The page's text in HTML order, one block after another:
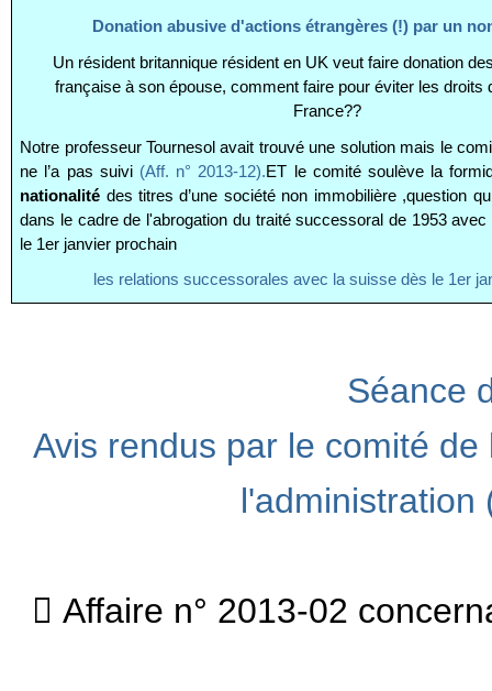
Donation abusive d'actions étrangères (!) par un
Un résident britannique résident en UK veut faire donation
française à son épouse, comment faire pour éviter les droits
France??
Notre professeur Tournesol avait trouvé une solution mais le
ne l’a pas suivi (Aff. n° 2013-12).ET le comité soulève la
nationalité des titres d’une société non immobilière ,question
dans le cadre de l'abrogation du traité successoral de 1953
le 1er janvier prochain
les relations successorales avec la suisse dès le 1er
Séance
Avis rendus par le comité
l'administration
 Affaire n° 2013-02